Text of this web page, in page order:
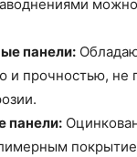
панели:
и прочностью, не
панели: